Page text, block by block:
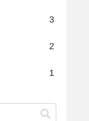
3
2
1